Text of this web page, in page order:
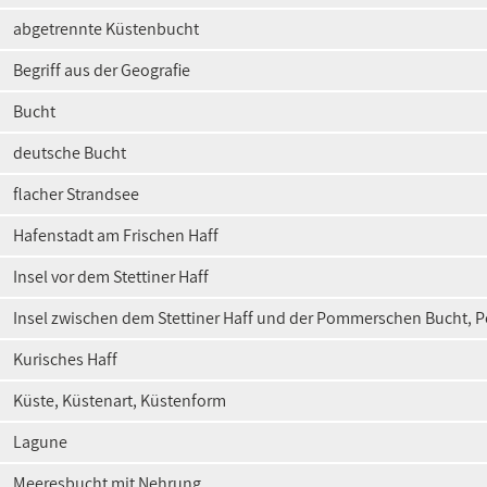
abgetrennte Küstenbucht
Begriff aus der Geografie
Bucht
deutsche Bucht
flacher Strandsee
Hafenstadt am Frischen Haff
Insel vor dem Stettiner Haff
Insel zwischen dem Stettiner Haff und der Pommerschen Bucht,
Kurisches Haff
Küste, Küstenart, Küstenform
Lagune